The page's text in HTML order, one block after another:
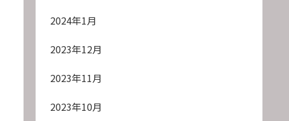
2024年1月
2023年12月
2023年11月
2023年10月